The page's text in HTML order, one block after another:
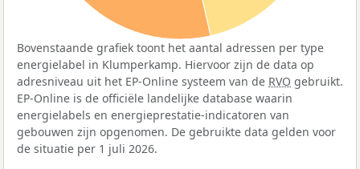
Bovenstaande grafiek toont het aantal adressen per type
energielabel in Klumperkamp. Hiervoor zijn de data op
adresniveau uit het EP-Online systeem van de RVO gebruikt.
EP-Online is de officiële landelijke database waarin
energielabels en energieprestatie-indicatoren van
gebouwen zijn opgenomen. De gebruikte data gelden voor
de situatie per 1 juli 2026.